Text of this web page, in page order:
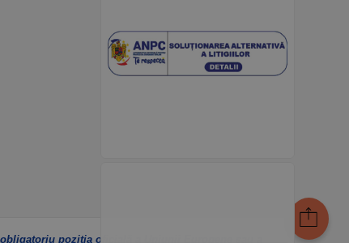
poziția oficială a Uniunii Europene sau a